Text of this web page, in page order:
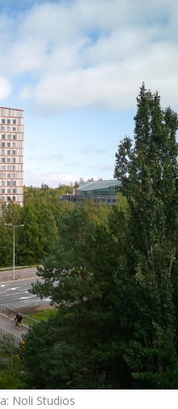
Noli Studios